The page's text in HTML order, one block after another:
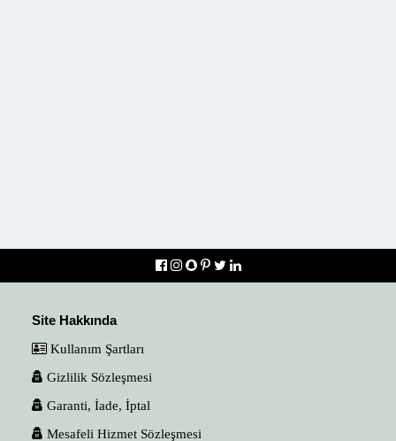
Site Hakkında
Kullanım Şartları
Gizlilik Sözleşmesi
Garanti, İade, İptal
Mesafeli Hizmet Sözleşmesi